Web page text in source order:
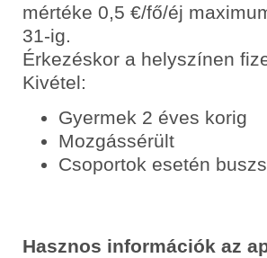
mértéke 0,5 €/fő/éj
31-ig.
Érkezéskor a helyszínen
Kivétel:
Gyermek 2 éves korig
Mozgássérült
Csoportok esetén
Hasznos információk az